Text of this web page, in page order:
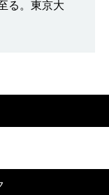
る。東京大